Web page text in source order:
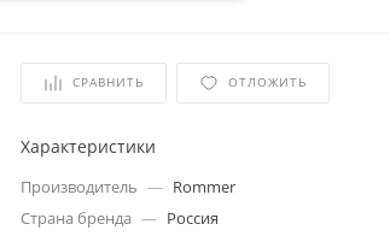
СРАВНИТЬ ОТЛОЖИТЬ
Характеристики
Производитель — Rommer
Страна бренда — Россия